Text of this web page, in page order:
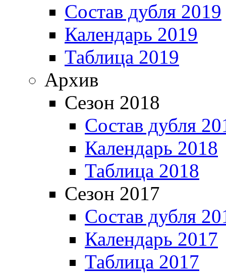
Состав дубля 2019
Календарь 2019
Таблица 2019
Архив
Сезон 2018
Состав дубля
Календарь 2018
Таблица 2018
Сезон 2017
Состав дубля
Календарь 2017
Таблица 2017